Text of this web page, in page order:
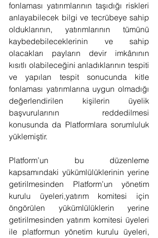
fonlaması yatırımlarının taşıdığı riskleri
anlayabilecek bilgi ve tecrübeye sahip
olduklarının, yatırımlarının tümünü
kaybedebileceklerinin ve sahip
olacakları payların devir imkânının
kısıtlı olabileceğini anladıklarının tespiti
ve yapılan tespit sonucunda kitle
fonlaması yatırımlarına uygun olmadığı
değerlendirilen kişilerin üyelik
başvurularının reddedilmesi
konusunda da Platformlara sorumluluk
yüklemiştir.
Platform’un bu düzenleme
kapsamındaki yükümlülüklerinin yerine
getirilmesinden Platform’un yönetim
kurulu üyeleri,yatırım komitesi için
öngörülen yükümlülüklerin yerine
getirilmesinden yatırım komitesi üyeleri
ile platformun yönetim kurulu üyeleri,